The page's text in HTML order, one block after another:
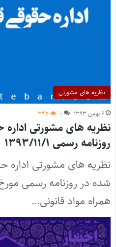
نظریه های مشورتی
۶ بهمن ۱۳۹۳ ۰ ۳۴۵
نظریه های مشورتی اداره
روزنامه رسمی ۱۳۹۳/۱۱/۱
نظریه های مشورتی اداره
همراه مواد قانونی…